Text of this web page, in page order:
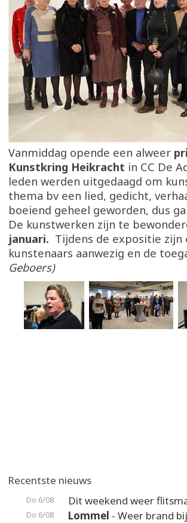
Vanmiddag opende een alweer
Kunstkring Heikracht in CC De
leden werden uitgedaagd om
thema bv een lied, gedicht,
boeiend geheel geworden, dus
De kunstwerken zijn te
januari. Tijdens de expositie
kunstenaars aanwezig en de
Geboers)
Recentste nieuws
Do 6/08 Dit weekend weer
Do 6/08 Lommel - Weer brand